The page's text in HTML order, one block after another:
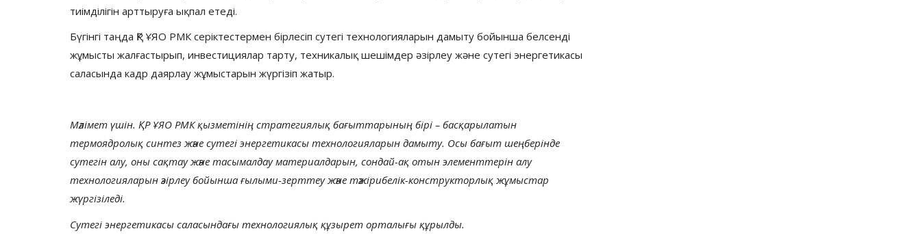
тиімділігін арттыруға ықпал етеді.
Бүгінгі таңда ҚР ҰЯО РМК серіктестермен бірлесіп сутегі технологияларын дамыту бойынша белсенді
жұмысты жалғастырып, инвестициялар тарту, техникалық шешімдер әзірлеу және сутегі энергетикасы
саласында кадр даярлау жұмыстарын жүргізіп жатыр.
Мәлімет үшін. ҚР ҰЯО РМК қызметінің стратегиялық бағыттарының бірі – басқарылатын
термоядролық синтез және сутегі энергетикасы технологияларын дамыту. Осы бағыт шеңберінде
сутегін алу, оны сақтау және тасымалдау материалдарын, сондай-ақ отын элементтерін алу
технологияларын әзірлеу бойынша ғылыми-зерттеу және тәжірибелік-конструкторлық жұмыстар
жүргізіледі.
Сутегі энергетикасы саласындағы технологиялық құзырет орталығы құрылды.